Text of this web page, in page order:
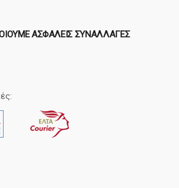
ΑΣΦΑΛΕΙΣ ΣΥΝΑΛΛΑΓΕΣ